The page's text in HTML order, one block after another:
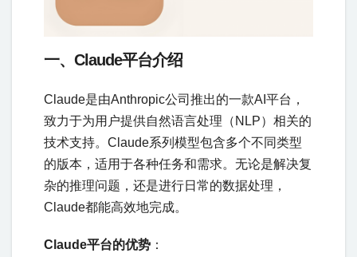
一、Claude平台介绍
Claude是由Anthropic公司推出的一款AI平台，
致力于为用户提供自然语言处理（NLP）相关的
技术支持。Claude系列模型包含多个不同类型
的版本，适用于各种任务和需求。无论是解决复
杂的推理问题，还是进行日常的数据处理，
Claude都能高效地完成。
Claude平台的优势 ：